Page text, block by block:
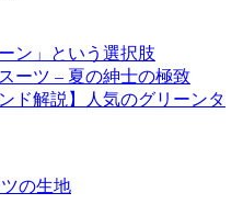
ン」という選択肢
ーツ – 夏の紳士の極致
ド解説】人気のグリーンタ
の生地